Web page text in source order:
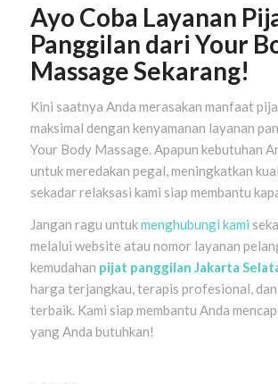
Ayo Coba Layanan
Panggilan dari Your
Massage Sekarang!
Kini saatnya Anda merasakan manfaat
maksimal dengan kenyamanan layanan
Your Body Massage. Apapun kebutuhan
untuk meredakan pegal, meningkatkan
sekadar relaksasi kami siap membantu
Jangan ragu untukmenghubungi kami
melalui website atau nomor layanan
kemudahan pijat panggilan Jakarta
harga terjangkau, terapis profesional,
terbaik. Kami siap membantu Anda
yang Anda butuhkan!